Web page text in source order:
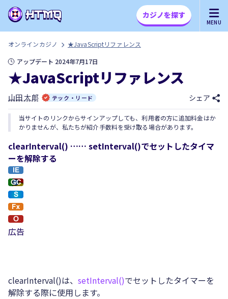
MENU
カジノを探す
オンラインカジノ
★JavaScriptリファレンス
アップデート 2024年7月17日
★JavaScriptリファレンス
山田 太郎 テック・リード シェア
当サイトのリンクからサインアップしても、利用者の方に追加料金はか
かりませんが、私たちが紹介手数料を受け取る場合があります。
clearInterval() …… setInterval()でセットしたタイマ
ーを解除する
広告
clearInterval()は、 setInterval()でセットしたタイマーを
解除する際に使用します。